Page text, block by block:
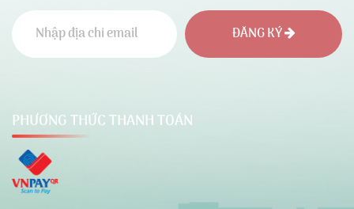
ĐĂNG KÝ
PHƯƠNG THỨC THANH TOÁN